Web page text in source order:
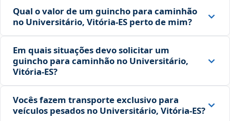
Qual o valor de um guincho para caminhão
no Universitário, Vitória‑ES perto de mim?
Em quais situações devo solicitar um
guincho para caminhão no Universitário,
Vitória‑ES?
Vocês fazem transporte exclusivo para
veículos pesados no Universitário, Vitória‑ES?